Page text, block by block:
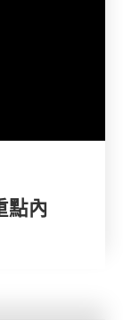
點內